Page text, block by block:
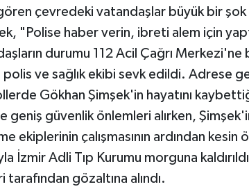
çevredeki vatandaşlar büyük bir şok
"Polise haber verin, ibreti alem için
durumu 112 Acil Çağrı
polis ve sağlık ekibi sevk edildi. Adrese
Gökhan Şimşek'in hayatını
geniş güvenlik önlemleri alırken,
ekiplerinin çalışmasının ardından
İzmir Adli Tıp Kurumu morguna
tarafından gözaltına alındı.